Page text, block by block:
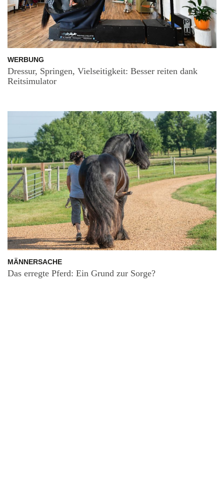
WERBUNG
Dressur, Springen, Vielseitigkeit: Besser reiten dank
Reitsimulator
MÄNNERSACHE
Das erregte Pferd: Ein Grund zur Sorge?